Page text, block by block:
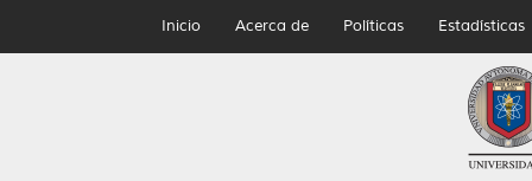
Inicio Acerca de Políticas Estadísticas